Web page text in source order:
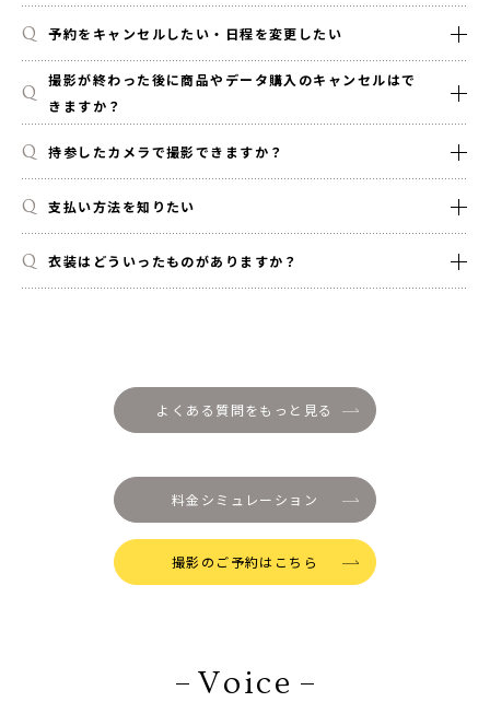
予約をキャンセルしたい・日程を変更したい
撮影が終わった後に商品やデータ購入のキャンセルはで
きますか？
持参したカメラで撮影できますか？
支払い方法を知りたい
衣装はどういったものがありますか？
よくある質問をもっと見る
料金シミュレーション
撮影のご予約はこちら
Voice